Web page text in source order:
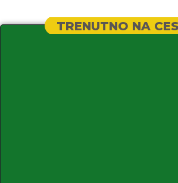
TRENUTNO NA